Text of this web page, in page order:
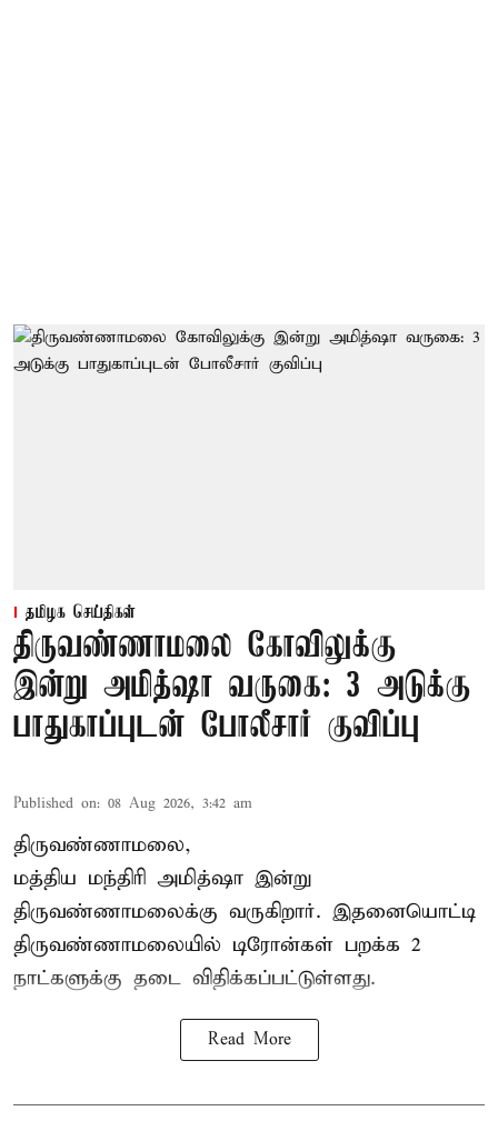
தமிழக செய்திகள்
திருவண்ணாமலை கோவிலுக்கு
இன்று அமித்ஷா வருகை: 3 அடுக்கு
பாதுகாப்புடன் போலீசார் குவிப்பு
Published on: 08 Aug 2026, 3:42 am
திருவண்ணாமலை,
மத்திய மந்திரி அமித்ஷா இன்று
திருவண்ணாமலைக்கு வருகிறார். இதனையொட்டி
திருவண்ணாமலையில் டிரோன்கள் பறக்க 2
நாட்களுக்கு தடை விதிக்கப்பட்டுள்ளது.
Read More